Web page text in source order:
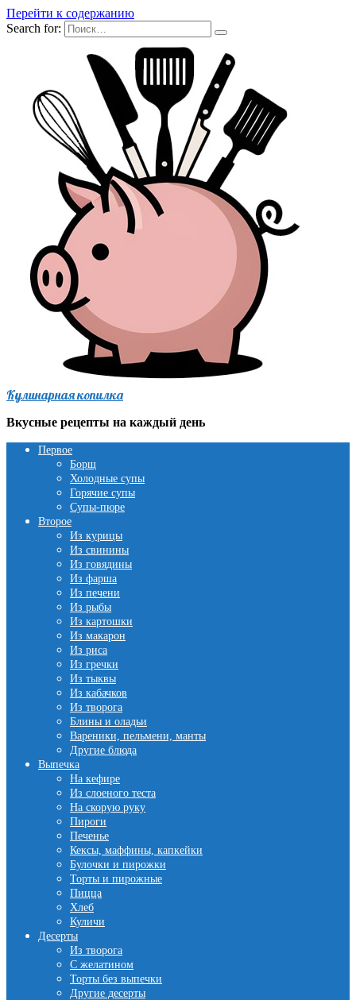
Перейти к содержанию
Search for:
Кулинарная копилка
Вкусные рецепты на каждый день
Первое
Борщ
Холодные супы
Горячие супы
Супы-пюре
Второе
Из курицы
Из свинины
Из говядины
Из фарша
Из печени
Из рыбы
Из картошки
Из макарон
Из риса
Из гречки
Из тыквы
Из кабачков
Из творога
Блины и оладьи
Вареники, пельмени, манты
Другие блюда
Выпечка
На кефире
Из слоеного теста
На скорую руку
Пироги
Печенье
Кексы, маффины, капкейки
Булочки и пирожки
Торты и пирожные
Пицца
Хлеб
Куличи
Десерты
Из творога
С желатином
Торты без выпечки
Другие десерты